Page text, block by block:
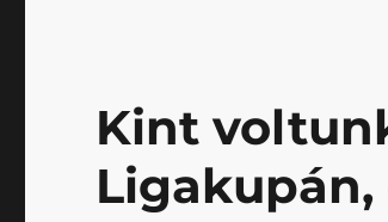
Kint
Ligakupán,